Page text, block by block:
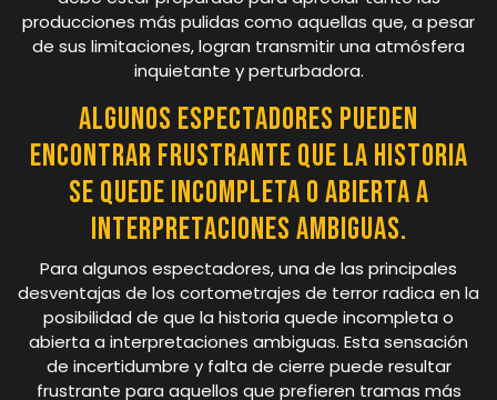
producciones más pulidas como aquellas que, a pesar
de sus limitaciones, logran transmitir una atmósfera
inquietante y perturbadora.
Algunos espectadores pueden
encontrar frustrante que la historia
se quede incompleta o abierta a
interpretaciones ambiguas.
Para algunos espectadores, una de las principales
desventajas de los cortometrajes de terror radica en la
posibilidad de que la historia quede incompleta o
abierta a interpretaciones ambiguas. Esta sensación
de incertidumbre y falta de cierre puede resultar
frustrante para aquellos que prefieren tramas más